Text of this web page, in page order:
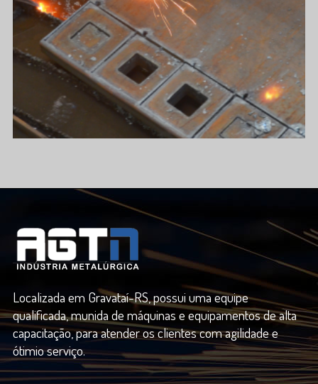
Localizada em Gravataí-RS, possui uma equipe
qualificada, munida de máquinas e equipamentos de alta
capacitação, para atender os clientes com agilidade e
ótimio serviço.